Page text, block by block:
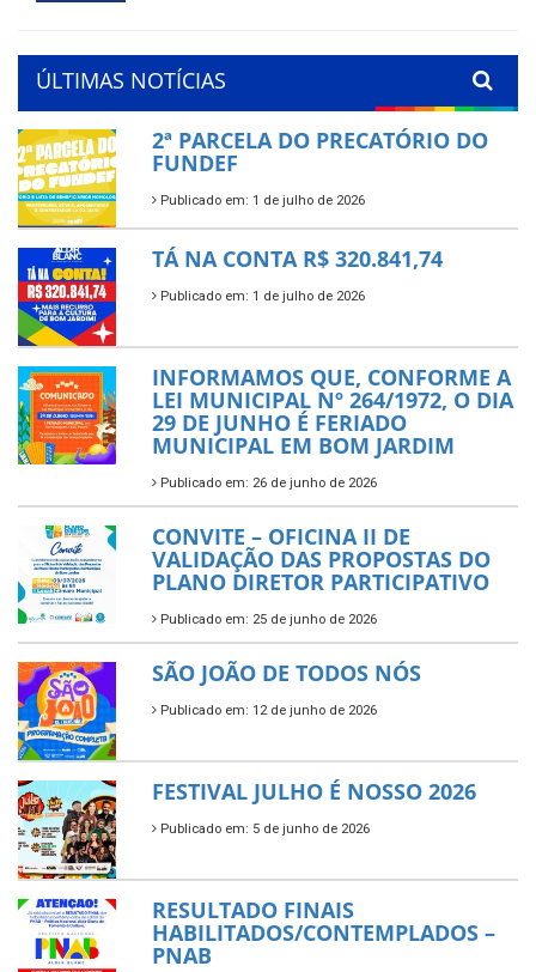
ÚLTIMAS NOTÍCIAS
2ª PARCELA DO PRECATÓRIO DO
FUNDEF
Publicado em: 1 de julho de 2026
TÁ NA CONTA R$ 320.841,74
Publicado em: 1 de julho de 2026
INFORMAMOS QUE, CONFORME A
LEI MUNICIPAL Nº 264/1972, O DIA
29 DE JUNHO É FERIADO
MUNICIPAL EM BOM JARDIM
Publicado em: 26 de junho de 2026
CONVITE – OFICINA II DE
VALIDAÇÃO DAS PROPOSTAS DO
PLANO DIRETOR PARTICIPATIVO
Publicado em: 25 de junho de 2026
SÃO JOÃO DE TODOS NÓS
Publicado em: 12 de junho de 2026
FESTIVAL JULHO É NOSSO 2026
Publicado em: 5 de junho de 2026
RESULTADO FINAIS
HABILITADOS/CONTEMPLADOS –
PNAB